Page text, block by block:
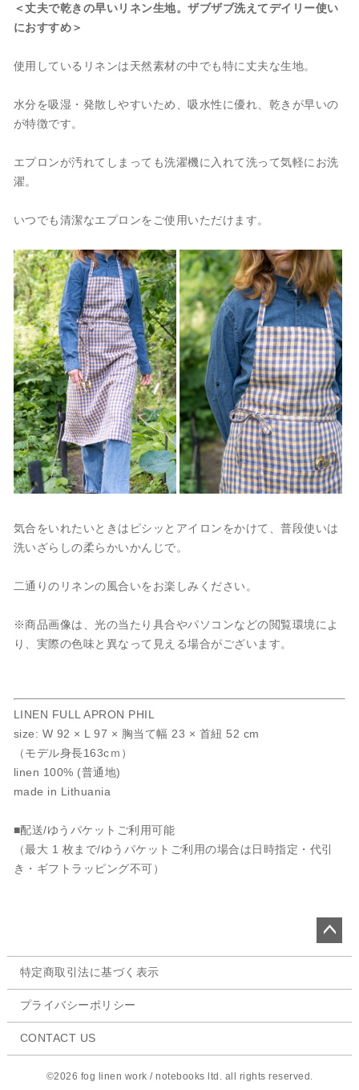
＜丈夫で乾きの早いリネン生地。ザブザブ洗えてデイリー使い
におすすめ＞
使用しているリネンは天然素材の中でも特に丈夫な生地。
水分を吸湿・発散しやすいため、吸水性に優れ、乾きが早いの
が特徴です。
エプロンが汚れてしまっても洗濯機に入れて洗って気軽にお洗
濯。
いつでも清潔なエプロンをご使用いただけます。
気合をいれたいときはピシッとアイロンをかけて、普段使いは
洗いざらしの柔らかいかんじで。
二通りのリネンの風合いをお楽しみください。
※商品画像は、光の当たり具合やパソコンなどの閲覧環境によ
り、実際の色味と異なって見える場合がございます。
LINEN FULL APRON PHIL
size: W 92 × L 97 × 胸当て幅 23 × 首紐 52 cm
（モデル身長163cｍ）
linen 100% (普通地)
made in Lithuania
■配送/ゆうパケットご利用可能
（最大 1 枚まで/ゆうパケットご利用の場合は日時指定・代引
き・ギフトラッピング不可）
ップ
特定商取引法に基づく表示
プライバシーポリシー
CONTACT US
©2026 fog linen work / notebooks ltd. all rights reserved.